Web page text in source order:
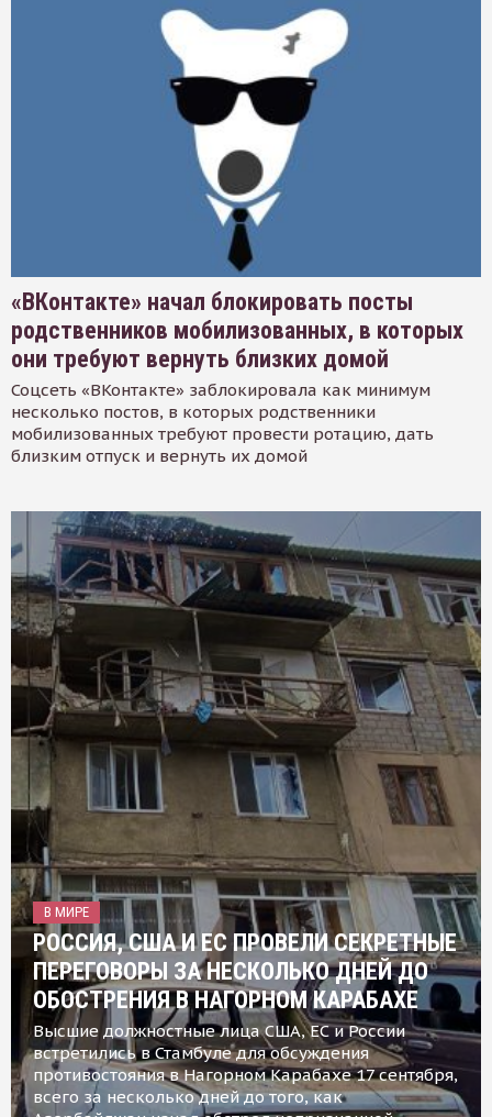
«ВКонтакте» начал блокировать посты
родственников мобилизованных, в которых
они требуют вернуть близких домой
Соцсеть «ВКонтакте» заблокировала как минимум
несколько постов, в которых родственники
мобилизованных требуют провести ротацию, дать
близким отпуск и вернуть их домой
В МИРЕ
РОССИЯ, США И ЕС ПРОВЕЛИ СЕКРЕТНЫЕ
ПЕРЕГОВОРЫ ЗА НЕСКОЛЬКО ДНЕЙ ДО
ОБОСТРЕНИЯ В НАГОРНОМ КАРАБАХЕ
Высшие должностные лица США, ЕС и России
встретились в Стамбуле для обсуждения
противостояния в Нагорном Карабахе 17 сентября,
всего за несколько дней до того, как